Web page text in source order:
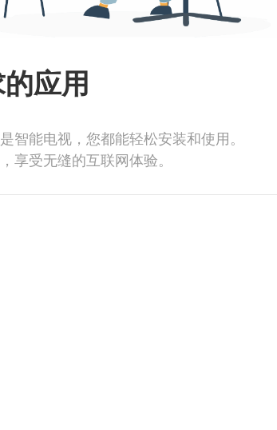
应用
能电视，您都能轻松安装和使用。
享受无缝的互联网体验。